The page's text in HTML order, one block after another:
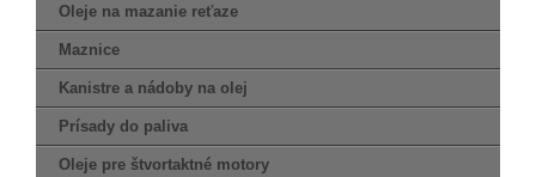
Oleje na mazanie reťaze
Maznice
Kanistre a nádoby na olej
Prísady do paliva
Oleje pre štvortaktné motory